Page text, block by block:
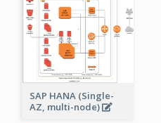
SAP HANA (Single-
AZ, multi-node)